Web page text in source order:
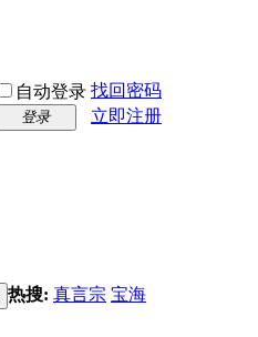
自动登录 找回密码
登录
立即注册
热搜: 真言宗 宝海